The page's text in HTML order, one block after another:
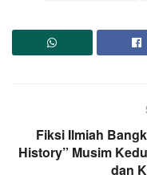
Fiksi Ilmiah
History” Musim
dan